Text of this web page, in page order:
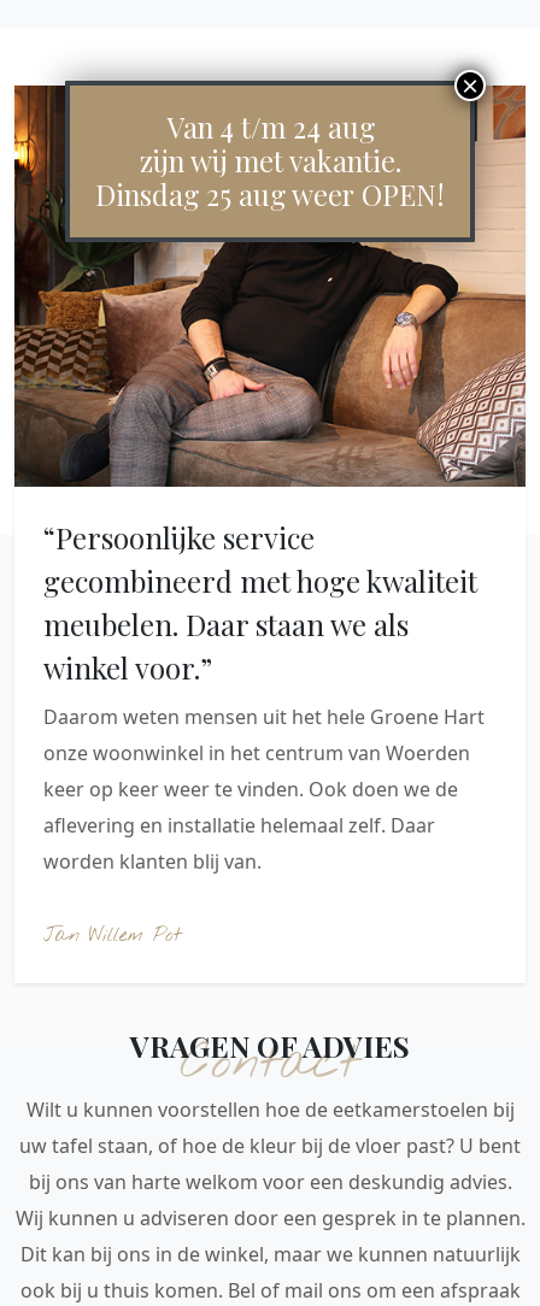
“Persoonlijke service
gecombineerd met hoge kwaliteit
meubelen. Daar staan we als
winkel voor.”
Daarom weten mensen uit het hele Groene Hart
onze woonwinkel in het centrum van Woerden
keer op keer weer te vinden. Ook doen we de
aflevering en installatie helemaal zelf. Daar
worden klanten blij van.
Jan Willem Pot
Contact
VRAGEN OF ADVIES
Wilt u kunnen voorstellen hoe de eetkamerstoelen bij
uw tafel staan, of hoe de kleur bij de vloer past? U bent
bij ons van harte welkom voor een deskundig advies.
Wij kunnen u adviseren door een gesprek in te plannen.
Dit kan bij ons in de winkel, maar we kunnen natuurlijk
ook bij u thuis komen. Bel of mail ons om een afspraak
Van 4 t/m 24 aug
zijn wij met vakantie.
Dinsdag 25 aug weer OPEN!